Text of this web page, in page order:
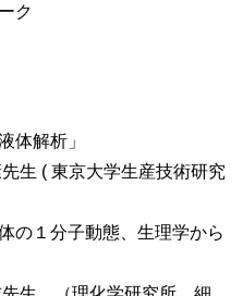
ク
体解析」
大学生産技術研究
の１分子動態、生理学から